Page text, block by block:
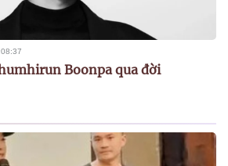
Boonpa qua đời